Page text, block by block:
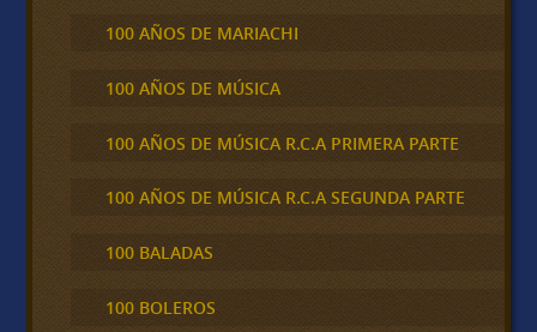
100 AÑOS DE MARIACHI
100 AÑOS DE MÚSICA
100 AÑOS DE MÚSICA R.C.A PRIMERA PARTE
100 AÑOS DE MÚSICA R.C.A SEGUNDA PARTE
100 BALADAS
100 BOLEROS